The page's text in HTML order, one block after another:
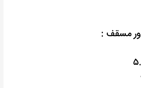
مسقف :